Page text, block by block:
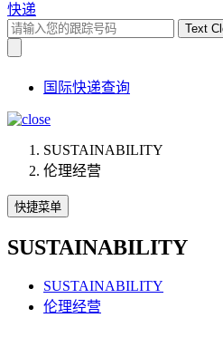
快递
Text
国际快递查询
SUSTAINABILITY
伦理经营
快捷菜单
SUSTAINABILITY
SUSTAINABILITY
伦理经营